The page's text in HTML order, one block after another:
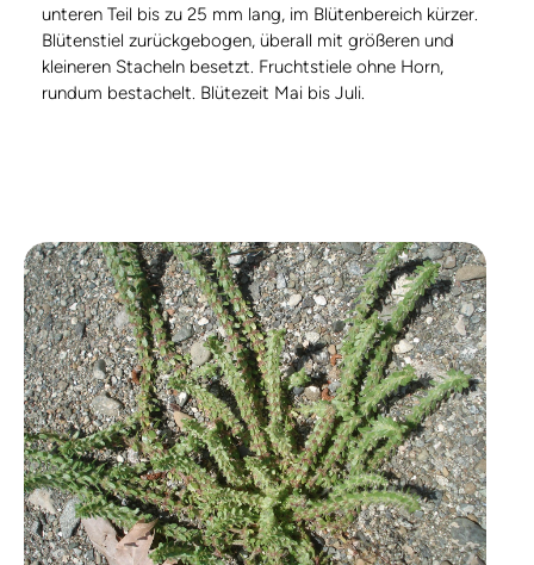
unteren Teil bis zu 25 mm lang, im Blütenbereich kürzer.
Blütenstiel zurückgebogen, überall mit größeren und
kleineren Stacheln besetzt. Fruchtstiele ohne Horn,
rundum bestachelt. Blütezeit Mai bis Juli.